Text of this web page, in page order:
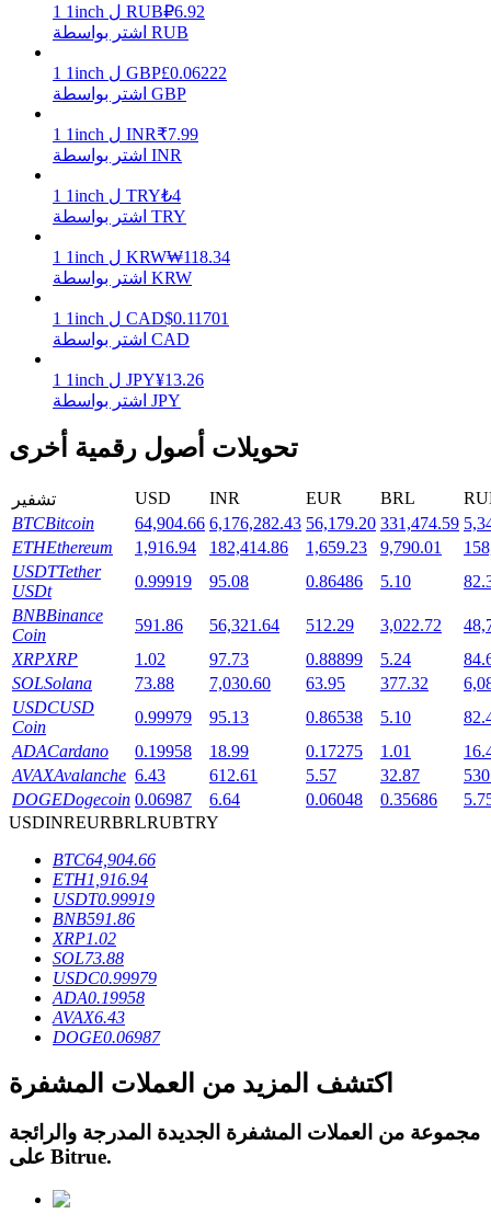
خنزير الطاقة
احصل على مكافآت تنافسية يوميًا
التوقيع المساحي
عوائد عالية والوصول الفوري
Launchpool
الرهان المرن لكسب العملات الرقمية الشهيرة
القروض
خدمة الاقتراض المدعومة بالعملات المشفرة
1 1inch ل RUB₽6.92
اشتر بواسطة RUB
1 1inch ل GBP£0.06222
اشتر بواسطة GBP
1 1inch ل INR₹7.99
اشتر بواسطة INR
1 1inch ل TRY₺4
اشتر بواسطة TRY
1 1inch ل KRW₩118.34
اشتر بواسطة KRW
1 1inch ل CAD$0.11701
اشتر بواسطة CAD
1 1inch ل JPY¥13.26
اشتر بواسطة JPY
تحويلات أصول رقمية أخرى
تشفير USD INR EUR BRL
BTCBitcoin 64,904.66 6,176,282.43 56,179.20 331,474.59
ETHEthereum 1,916.94 182,414.86 1,659.23 9,790.01
USDTTether
USDt
0.99919 95.08 0.86486 5.10
BNBBinance
Coin
591.86 56,321.64 512.29 3,022.72
XRPXRP 1.02 97.73 0.88899 5.24
SOLSolana 73.88 7,030.60 63.95 377.32
USDCUSD
Coin
0.99979 95.13 0.86538 5.10
ADACardano 0.19958 18.99 0.17275 1.01
AVAXAvalanche 6.43 612.61 5.57 32.87
DOGEDogecoin 0.06987 6.64 0.06048 0.35686
USDINREURBRLRUBTRY
BTC64,904.66
ETH1,916.94
USDT0.99919
BNB591.86
XRP1.02
SOL73.88
USDC0.99979
ADA0.19958
AVAX6.43
DOGE0.06987
اكتشف المزيد من العملات المشفرة
مجموعة من العملات المشفرة الجديدة المدرجة والرائجة
Bitrue.